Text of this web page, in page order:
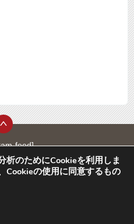
feed]
析のためにCookieを利用しま
Cookieの使用に同意するもの